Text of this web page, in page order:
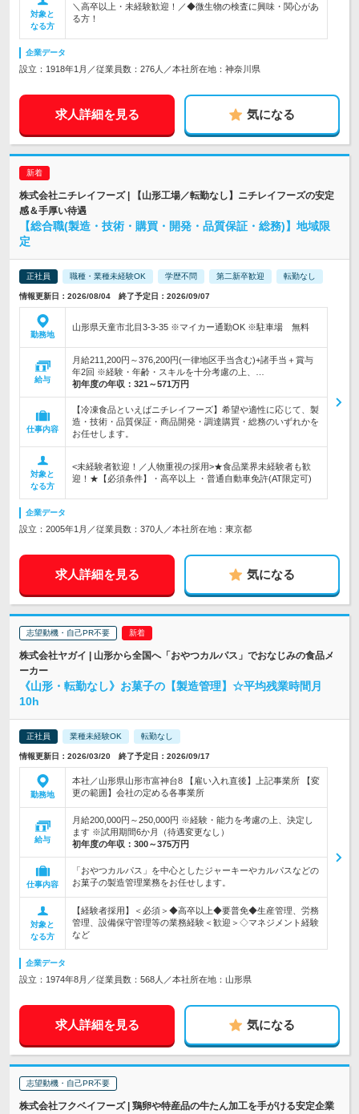
対象と
なる方
＼高卒以上・未経験歓迎！／◆微生物の検査に興味・関心があ
る方！
企業データ
設立：1918年1月／従業員数：276人／本社所在地：神奈川県
求人詳細を見る 気になる
株式会社ニチレイフーズ | 【山形工場／転勤なし】ニチレイフーズの安定
感＆手厚い待遇
【総合職(製造・技術・購買・開発・品質保証・総務)】地域限
定
正社員 職種・業種未経験OK 学歴不問 第二新卒歓迎 転勤なし
情報更新日：2026/08/04 終了予定日：2026/09/07
勤務地
山形県天童市北目3-3-35 ※マイカー通勤OK ※駐車場 無料
給与
月給211,200円～376,200円(一律地区手当含む)+諸手当＋賞与
年2回 ※経験・年齢・スキルを十分考慮の上、…
初年度の年収： 321～571万円
仕事内容
【冷凍食品といえばニチレイフーズ】希望や適性に応じて、製
造・技術・品質保証・商品開発・調達購買・総務のいずれかを
お任せします。
対象と
なる方
<未経験者歓迎！／人物重視の採用>★食品業界未経験者も歓
迎！★【必須条件】・高卒以上 ・普通自動車免許(AT限定可)
企業データ
設立：2005年1月／従業員数：370人／本社所在地：東京都
求人詳細を見る 気になる
志望動機・自己PR不要
株式会社ヤガイ | 山形から全国へ「おやつカルパス」でおなじみの食品メ
ーカー
《山形・転勤なし》お菓子の【製造管理】☆平均残業時間月
10h
正社員 業種未経験OK 転勤なし
情報更新日：2026/03/20 終了予定日：2026/09/17
勤務地
本社／山形県山形市富神台8 【雇い入れ直後】上記事業所 【変
更の範囲】会社の定める各事業所
給与
月給200,000円～250,000円 ※経験・能力を考慮の上、決定し
ます ※試用期間6か月（待遇変更なし）
初年度の年収： 300～375万円
仕事内容
「おやつカルパス」を中心としたジャーキーやカルパスなどの
お菓子の製造管理業務をお任せします。
対象と
なる方
【経験者採用】＜必須＞◆高卒以上◆要普免◆生産管理、労務
管理、設備保守管理等の業務経験＜歓迎＞◇マネジメント経験
など
企業データ
設立：1974年8月／従業員数：568人／本社所在地：山形県
求人詳細を見る 気になる
志望動機・自己PR不要
株式会社フクベイフーズ | 鶏卵や特産品の牛たん加工を手がける安定企業